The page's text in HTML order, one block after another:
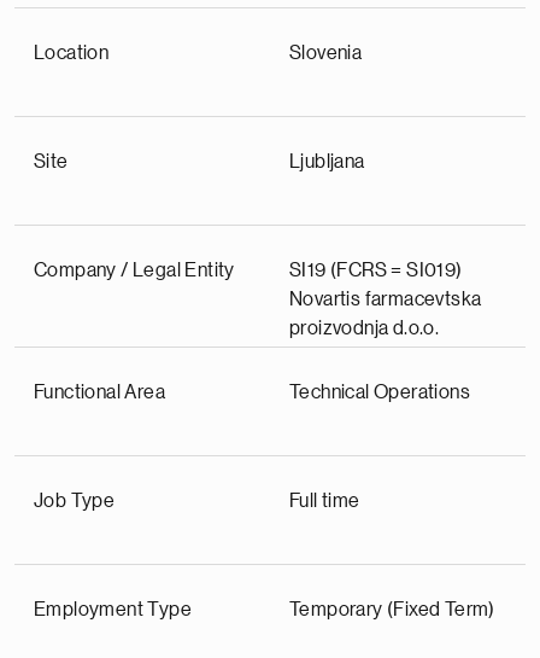
Location Slovenia
Site Ljubljana
Company / Legal Entity
SI19 (FCRS = SI019)
Novartis farmacevtska
proizvodnja d.o.o.
Functional Area Technical Operations
Job Type Full time
Employment Type Temporary (Fixed Term)